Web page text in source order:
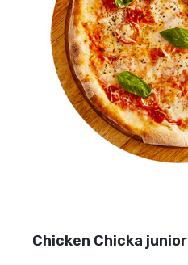
Chicken Chicka junior